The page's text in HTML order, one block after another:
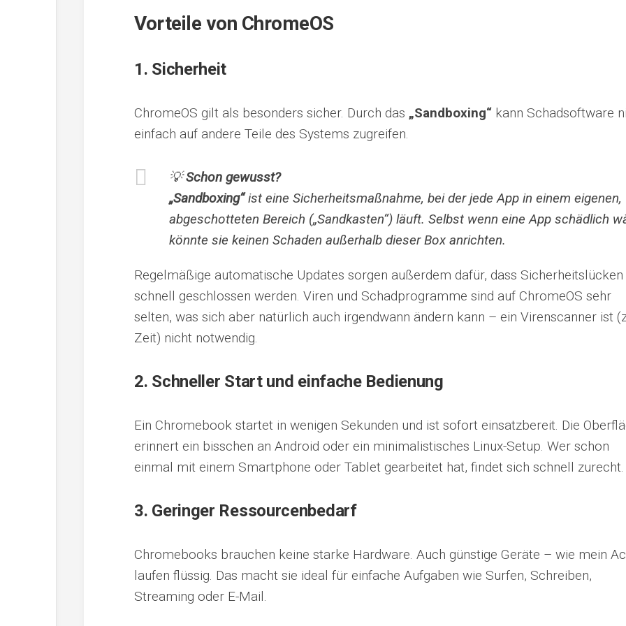
Vorteile von ChromeOS
1. Sicherheit
ChromeOS gilt als besonders sicher. Durch das „Sandboxing“ kann Schadsoftware
einfach auf andere Teile des Systems zugreifen.
💡Schon gewusst?
„Sandboxing“ist eine Sicherheitsmaßnahme, bei der jede App in einem eigenen,
abgeschotteten Bereich („Sandkasten“) läuft. Selbst wenn eine App schädlich
könnte sie keinen Schaden außerhalb dieser Box anrichten.
Regelmäßige automatische Updates sorgen außerdem dafür, dass Sicherheitslücken
schnell geschlossen werden. Viren und Schadprogramme sind auf ChromeOS sehr
selten, was sich aber natürlich auch irgendwann ändern kann – ein Virenscanner ist
Zeit) nicht notwendig.
2. Schneller Start und einfache Bedienung
Ein Chromebook startet in wenigen Sekunden und ist sofort einsatzbereit. Die
erinnert ein bisschen an Android oder ein minimalistisches Linux-Setup. Wer schon
einmal mit einem Smartphone oder Tablet gearbeitet hat, findet sich schnell zurecht.
3. Geringer Ressourcenbedarf
Chromebooks brauchen keine starke Hardware. Auch günstige Geräte – wie mein
laufen flüssig. Das macht sie ideal für einfache Aufgaben wie Surfen, Schreiben,
Streaming oder E-Mail.